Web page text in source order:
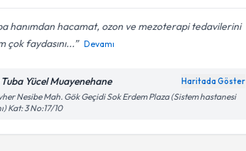
hanımdan hacamat, ozon ve mezoterapi tedavilerini
çok faydasını...
Devamı
Yücel Muayenehane Haritada Göster
Nesibe Mah. Gök Geçidi Sok Erdem Plaza (Sistem hastanesi
Kat: 3 No:17/10